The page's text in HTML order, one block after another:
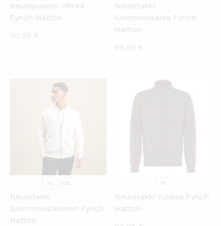
Neulepusero vihreä
Fynch Hatton
99,95 €
Neuletakki
luonnonvaalea Fynch
Hatton
99,95 €
KATSO PIKANÄKYMÄ
XL XXL
Neuletakki
luonnonvalkoinen Fynch
Hatton
KATSO PIKANÄKYMÄ
M
Neuletakki ruskea Fynch
Hatton